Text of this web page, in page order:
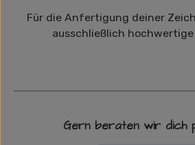
Für die Anfertigung deiner
ausschließlich
Gern beraten wir dich